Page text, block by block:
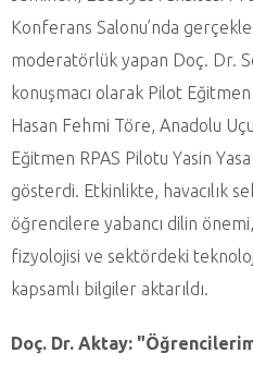
Konferans Salonu’nda
moderatörlük yapan Doç. Dr.
konuşmacı olarak Pilot
Hasan Fehmi Töre, Anadolu
Eğitmen RPAS Pilotu Yasin
gösterdi. Etkinlikte, havacılık
öğrencilere yabancı dilin
fizyolojisi ve sektördeki
kapsamlı bilgiler aktarıldı.
Doç. Dr. Aktay: